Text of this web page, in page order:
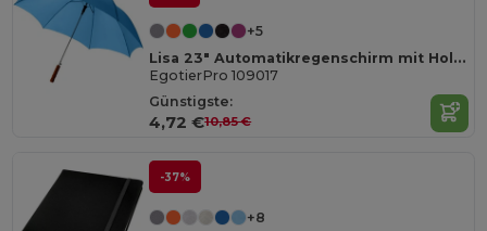
+5
Lisa 23" Automatikregenschirm mit Holzgriff
EgotierPro 109017
Günstigste:
4,72 €10,85 €
-37%
+8